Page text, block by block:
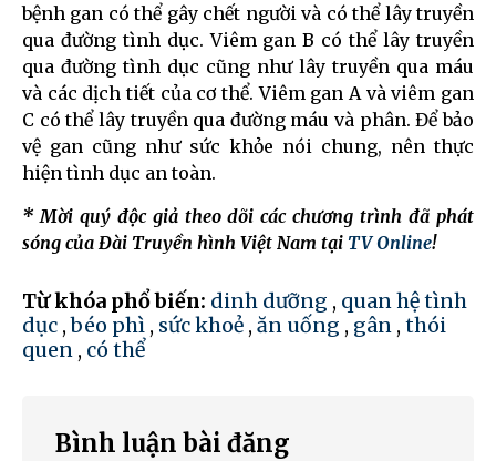
bệnh gan có thể gây chết người và có thể lây truyền
qua đường tình dục. Viêm gan B có thể lây truyền
qua đường tình dục cũng như lây truyền qua máu
và các dịch tiết của cơ thể. Viêm gan A và viêm gan
C có thể lây truyền qua đường máu và phân. Để bảo
vệ gan cũng như sức khỏe nói chung, nên thực
hiện tình dục an toàn.
* Mời quý độc giả theo dõi các chương trình đã phát
sóng của Đài Truyền hình Việt Nam tại TV Online!
Từ khóa phổ biến: dinh dưỡng , quan hệ tình
dục ,béo phì , sức khoẻ , ăn uống , gân , thói
quen , có thể
Bình luận bài đăng